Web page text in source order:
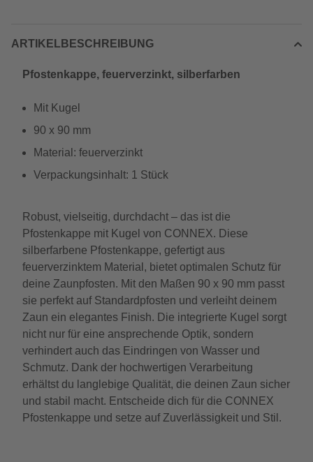
ARTIKELBESCHREIBUNG
Pfostenkappe, feuerverzinkt, silberfarben
Mit Kugel
90 x 90 mm
Material: feuerverzinkt
Verpackungsinhalt: 1 Stück
Robust, vielseitig, durchdacht – das ist die
Pfostenkappe mit Kugel von CONNEX. Diese
silberfarbene Pfostenkappe, gefertigt aus
feuerverzinktem Material, bietet optimalen Schutz für
deine Zaunpfosten. Mit den Maßen 90 x 90 mm passt
sie perfekt auf Standardpfosten und verleiht deinem
Zaun ein elegantes Finish. Die integrierte Kugel sorgt
nicht nur für eine ansprechende Optik, sondern
verhindert auch das Eindringen von Wasser und
Schmutz. Dank der hochwertigen Verarbeitung
erhältst du langlebige Qualität, die deinen Zaun sicher
und stabil macht. Entscheide dich für die CONNEX
Pfostenkappe und setze auf Zuverlässigkeit und Stil.